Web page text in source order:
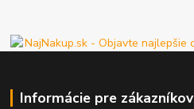
Informácie pre zákazníkov